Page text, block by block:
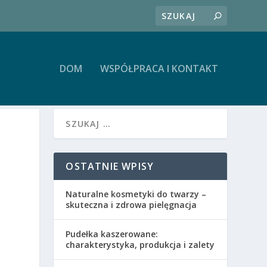
DOM WSPÓŁPRACA I KONTAKT
OSTATNIE WPISY
Naturalne kosmetyki do twarzy –
skuteczna i zdrowa pielęgnacja
Pudełka kaszerowane:
charakterystyka, produkcja i zalety